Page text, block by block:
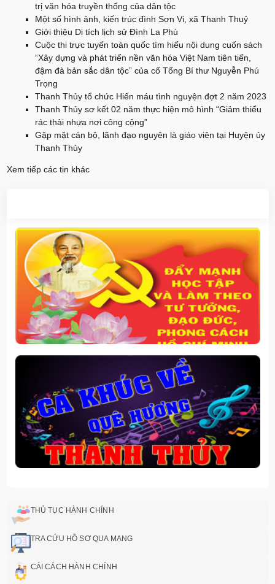
trị văn hóa truyền thống của dân tộc
Một số hình ảnh, kiến trúc đình Sơn Vi, xã Thanh Thuỷ
Giới thiệu Di tích lịch sử Đình La Phù
Cuộc thi trực tuyến toàn quốc tìm hiểu nội dung cuốn sách
“Xây dựng và phát triển nền văn hóa Việt Nam tiên tiến,
đậm đà bản sắc dân tộc” của cố Tổng Bí thư Nguyễn Phú
Trọng
Thanh Thủy tổ chức Hiến máu tình nguyện đợt 2 năm 2023
Thanh Thủy sơ kết 02 năm thực hiện mô hình “Giảm thiểu
rác thải nhựa nơi công cộng”
Gặp mặt cán bộ, lãnh đạo nguyên là giáo viên tại Huyện ủy
Thanh Thủy
Xem tiếp các tin khác
THỦ TỤC HÀNH CHÍNH
TRA CỨU HỒ SƠ QUA MẠNG
CẢI CÁCH HÀNH CHÍNH